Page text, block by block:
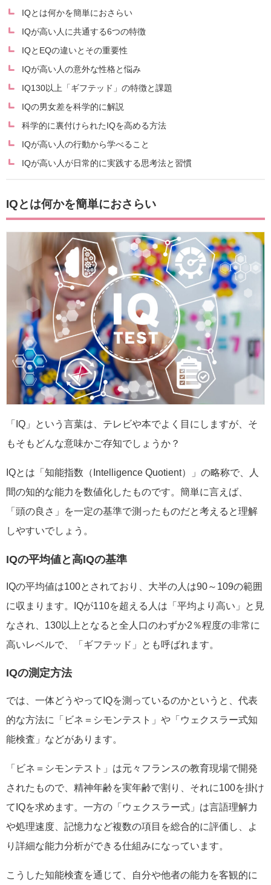
IQとは何かを簡単におさらい
IQが高い人に共通する6つの特徴
IQとEQの違いとその重要性
IQが高い人の意外な性格と悩み
IQ130以上「ギフテッド」の特徴と課題
IQの男女差を科学的に解説
科学的に裏付けられたIQを高める方法
IQが高い人の行動から学べること
IQが高い人が日常的に実践する思考法と習慣
IQとは何かを簡単におさらい
「IQ」という言葉は、テレビや本でよく目にしますが、そ
もそもどんな意味かご存知でしょうか？
IQとは「知能指数（Intelligence Quotient）」の略称で、人
間の知的な能力を数値化したものです。簡単に言えば、
「頭の良さ」を一定の基準で測ったものだと考えると理解
しやすいでしょう。
IQの平均値と高IQの基準
IQの平均値は100とされており、大半の人は90～109の範囲
に収まります。IQが110を超える人は「平均より高い」と見
なされ、130以上となると全人口のわずか2％程度の非常に
高いレベルで、「ギフテッド」とも呼ばれます。
IQの測定方法
では、一体どうやってIQを測っているのかというと、代表
的な方法に「ビネ＝シモンテスト」や「ウェクスラー式知
能検査」などがあります。
「ビネ＝シモンテスト」は元々フランスの教育現場で開発
されたもので、精神年齢を実年齢で割り、それに100を掛け
てIQを求めます。一方の「ウェクスラー式」は言語理解力
や処理速度、記憶力など複数の項目を総合的に評価し、よ
り詳細な能力分析ができる仕組みになっています。
こうした知能検査を通じて、自分や他者の能力を客観的に